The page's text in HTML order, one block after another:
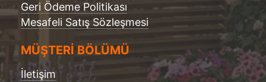
Geri Ödeme Politikası
Mesafeli Satış Sözleşmesi
MÜŞTERİ BÖLÜMÜ
İletişim